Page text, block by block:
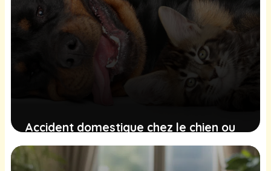
Accident domestique chez le chien ou
le chat : comment réagir
immédiatement ?